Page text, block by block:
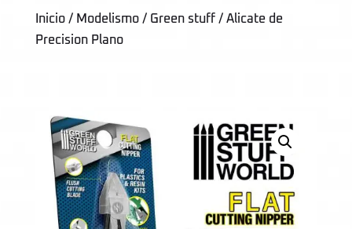
Inicio/ Modelismo/ Green stuff/ Alicate de
Precision Plano